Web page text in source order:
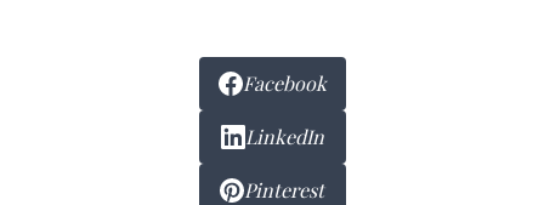
Facebook
LinkedIn
Pinterest